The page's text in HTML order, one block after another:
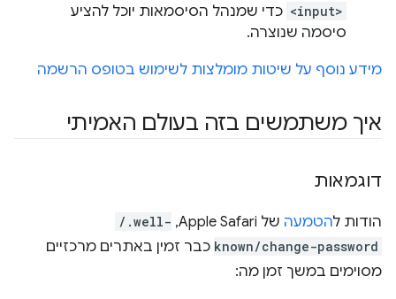
<input> כדי שמנהל הסיסמאות יוכל להציע
סיסמה שנוצרה.
מידע נוסף על שיטות מומלצות לשימוש בטופס הרשמה
איך משתמשים בזה בעולם האמיתי
דוגמאות
הודות להטמעה של Apple Safari,‏
/.well-
known/change-password כבר זמין באתרים מרכזיים
מסוימים במשך זמן מה: